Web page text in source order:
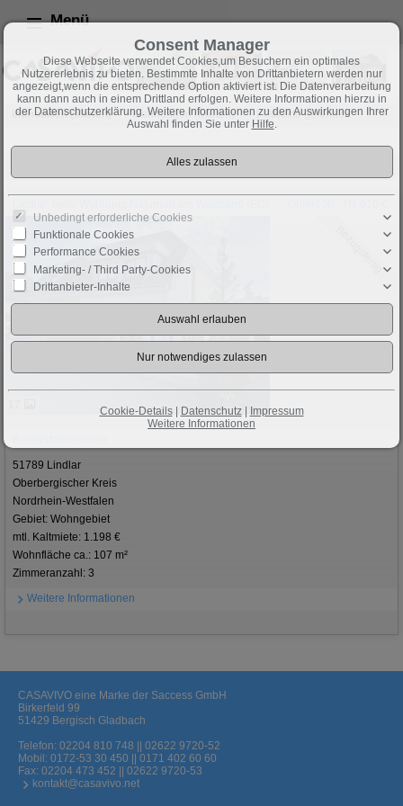
Menü
Immobilien (Mieten) Wohnungen (Mieten) 1 Objekte gefunden
-- bitte wählen --
Bezugsfertig
51789 Lindlar
Oberbergischer Kreis
Nordrhein-Westfalen
Gebiet: Wohngebiet
mtl. Kaltmiete: 1.198 €
Wohnfläche ca.: 107 m²
Zimmeranzahl: 3
Weitere Informationen
CASAVIVO eine Marke der Saccess GmbH
Birkerfeld 99
51429 Bergisch Gladbach
Telefon: 02204 810 748 || 02622 9720-52
Mobil: 0172-53 30 450 || 0171 402 60 60
Fax: 02204 473 452 || 02622 9720-53
kontakt@casavivo.net
Consent Manager
Diese Webseite verwendet Cookies,um Besuchern ein optimales
Nutzererlebnis zu bieten. Bestimmte Inhalte von Drittanbietern werden nur
angezeigt,wenn die entsprechende Option aktiviert ist. Die Datenverarbeitung
kann dann auch in einem Drittland erfolgen. Weitere Informationen hierzu in
der Datenschutzerklärung. Weitere Informationen zu den Auswirkungen Ihrer
Auswahl finden Sie unter Hilfe.
Unbedingt erforderliche Cookies
Funktionale Cookies
Performance Cookies
Marketing- / Third Party-Cookies
Drittanbieter-Inhalte
Cookie-Details| Datenschutz|
Impressum
Weitere Informationen